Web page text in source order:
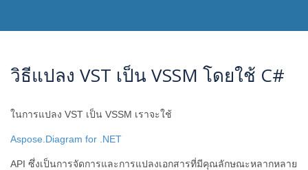
วิธีแปลง VST เป็น VSSM โดยใช้ C#
ในการแปลง VST เป็น VSSM เราจะใช้
Aspose.Diagram for .NET
API ซึ่งเป็นการจัดการและการแปลงเอกสารที่มีคุณลักษณะหลากหลาย